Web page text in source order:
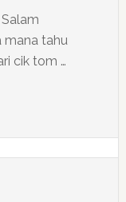
mana tahu
cik tom …